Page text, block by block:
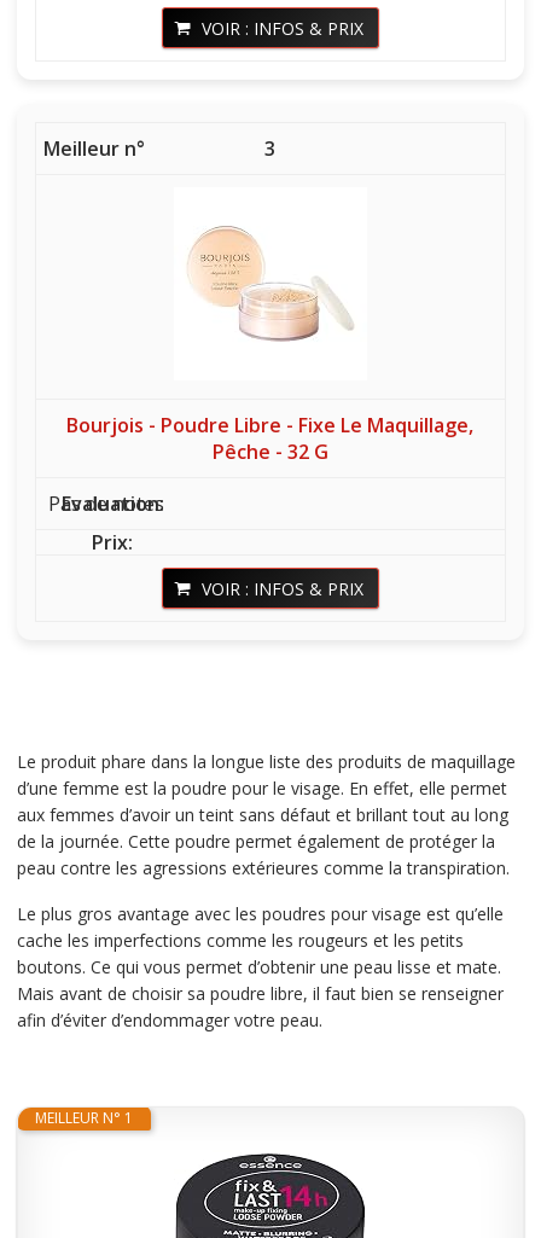
VOIR : INFOS & PRIX
3
Bourjois - Poudre Libre - Fixe Le Maquillage,
Pêche - 32 G
Pas de notes
VOIR : INFOS & PRIX
Le produit phare dans la longue liste des produits de maquillage
d’une femme est la poudre pour le visage. En effet, elle permet
aux femmes d’avoir un teint sans défaut et brillant tout au long
de la journée. Cette poudre permet également de protéger la
peau contre les agressions extérieures comme la transpiration.
Le plus gros avantage avec les poudres pour visage est qu’elle
cache les imperfections comme les rougeurs et les petits
boutons. Ce qui vous permet d’obtenir une peau lisse et mate.
Mais avant de choisir sa poudre libre, il faut bien se renseigner
afin d’éviter d’endommager votre peau.
MEILLEUR N° 1